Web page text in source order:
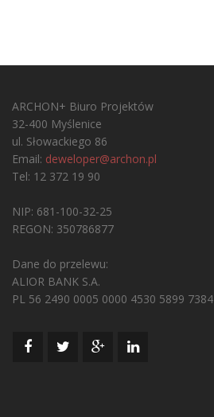
ARCHON+ Biuro Projektów
32-400 Myślenice
ul. Słowackiego 86
Email: deweloper@archon.pl
Tel: 12 372 19 90
NIP: 681-100-32-25
REGON: 350786877
Dane do przelewu:
ALIOR BANK S.A.
PL 56 2490 0005 0000 4530 5899 7384